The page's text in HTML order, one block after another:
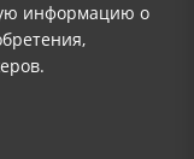
информацию о